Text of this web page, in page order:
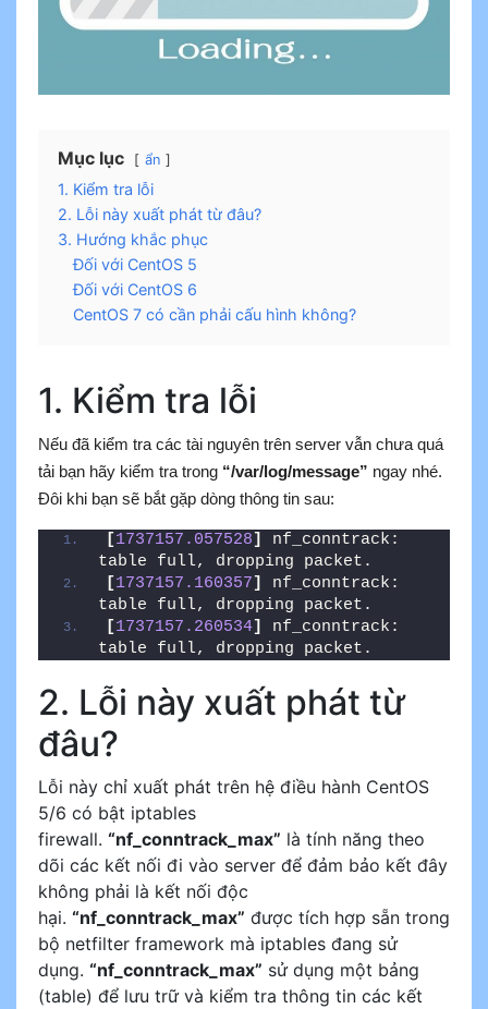
Mục lục ẩn
1. Kiểm tra lỗi
2. Lỗi này xuất phát từ đâu?
3. Hướng khắc phục
Đối với CentOS 5
Đối với CentOS 6
CentOS 7 có cần phải cấu hình không?
1. Kiểm tra lỗi
Nếu đã kiểm tra các tài nguyên trên server vẫn chưa quá
tải bạn hãy kiểm tra trong “/var/log/message” ngay nhé.
Đôi khi bạn sẽ bắt gặp dòng thông tin sau:
[1737157.057528]
nf_conntrack:
table full, dropping packet.
[1737157.160357]
nf_conntrack:
table full, dropping packet.
[1737157.260534]
nf_conntrack:
table full, dropping packet.
2. Lỗi này xuất phát từ
đâu?
Lỗi này chỉ xuất phát trên hệ điều hành CentOS
5/6 có bật iptables
firewall. “nf_conntrack_max” là tính năng theo
dõi các kết nối đi vào server để đảm bảo kết đây
không phải là kết nối độc
hại. “nf_conntrack_max” được tích hợp sẵn trong
bộ netfilter framework mà iptables đang sử
dụng. “nf_conntrack_max” sử dụng một bảng
(table) để lưu trữ và kiểm tra thông tin các kết